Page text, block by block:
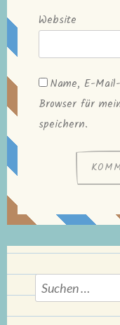
Website
Name, E-
Browser für
speichern.
Suchen
nach: